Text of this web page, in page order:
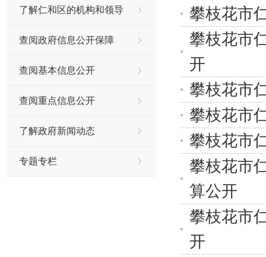
了解仁和区的机构和领导
查阅政府信息公开保障
查阅基本信息公开
查阅重点信息公开
了解政府新闻动态
专题专栏
攀枝花市
攀枝花市
开
攀枝花市
攀枝花市
攀枝花市
攀枝花市
算公开
攀枝花市
开